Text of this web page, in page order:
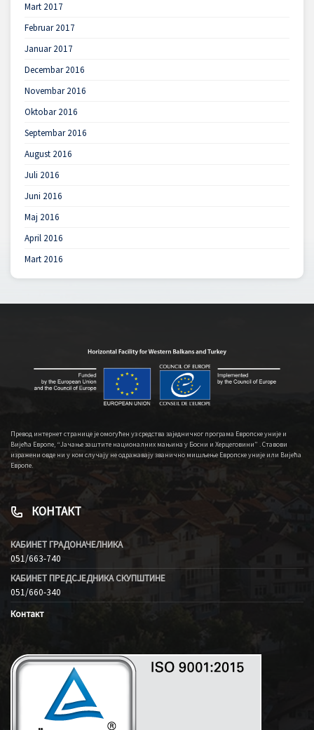
Mart 2017
Februar 2017
Januar 2017
Decembar 2016
Novembar 2016
Oktobar 2016
Septembar 2016
August 2016
Juli 2016
Juni 2016
Maj 2016
April 2016
Mart 2016
Превод интернет странице је омогућен уз средства заједничког програма Европске уније и
Вијећа Европе, “Јачање заштите националних мањина у Босни и Херцеговини” . Ставови
изражени овде ни у ком случају не одражавају званично мишљење Европске уније или Вијећа
Европе.
КОНТАКТ
КАБИНЕТ ГРАДОНАЧЕЛНИКА
051/663-740
КАБИНЕТ ПРЕДСЈЕДНИКА СКУПШТИНЕ
051/660-340
Контакт